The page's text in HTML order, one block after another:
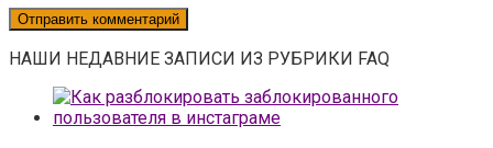
НАШИ НЕДАВНИЕ ЗАПИСИ ИЗ РУБРИКИ FAQ